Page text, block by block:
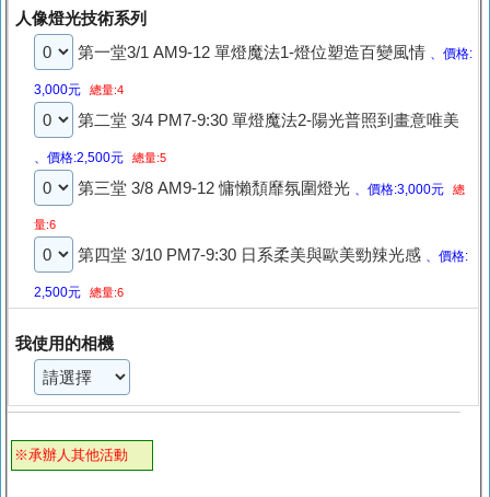
人像燈光技術系列
第一堂3/1 AM9-12 單燈魔法1-燈位塑造百變風情 、價格:
3,000元 總量:4
第二堂 3/4 PM7-9:30 單燈魔法2-陽光普照到畫意唯美
、價格:2,500元 總量:5
第三堂 3/8 AM9-12 慵懶頹靡氛圍燈光 、價格:3,000元 總
量:6
第四堂 3/10 PM7-9:30 日系柔美與歐美勁辣光感 、價格:
2,500元 總量:6
我使用的相機
※承辦人其他活動